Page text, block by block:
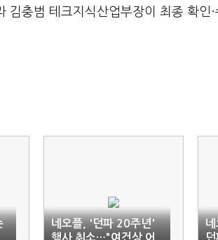
충범 테크지식산업부장이 최종 확인·
네오플, '던파 20주년'
행사 취소…"여건상 어
네